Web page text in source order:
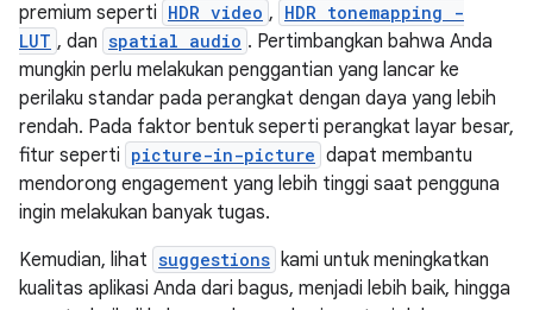
premium seperti HDR video , HDR tonemapping -
LUT , dan spatial audio . Pertimbangkan bahwa Anda
mungkin perlu melakukan penggantian yang lancar ke
perilaku standar pada perangkat dengan daya yang lebih
rendah. Pada faktor bentuk seperti perangkat layar besar,
fitur seperti picture-in-picture dapat membantu
mendorong engagement yang lebih tinggi saat pengguna
ingin melakukan banyak tugas.
Kemudian, lihat suggestions kami untuk meningkatkan
kualitas aplikasi Anda dari bagus, menjadi lebih baik, hingga